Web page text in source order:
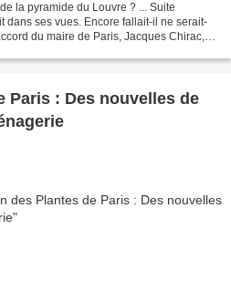
la pyramide du Louvre ? ... Suite
dans ses vues. Encore fallait-il ne serait-
du maire de Paris, Jacques Chirac,
Paris : Des nouvelles de